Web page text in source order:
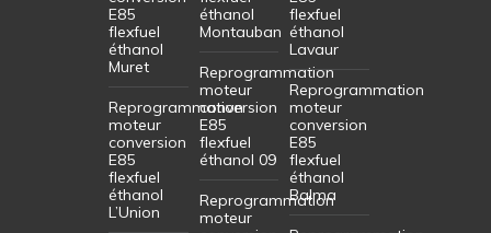
E85
flexfuel
éthanol
Muret
Reprogrammation
moteur
conversion
E85
flexfuel
éthanol
L’Union
éthanol
Montauban
Reprogrammation
moteur
conversion
E85
flexfuel
éthanol 09
Reprogrammation
moteur
flexfuel
éthanol
Lavaur
Reprogrammation
moteur
conversion
E85
flexfuel
éthanol
Balma